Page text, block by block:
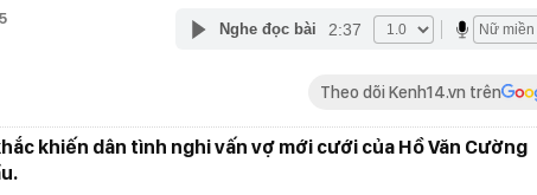
Nghe đọc bài 2:37
Theo dõi Kenh14.vn trên
khiến dân tình nghi vấn vợ mới cưới của Hồ Văn Cường